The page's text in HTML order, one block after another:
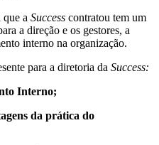
que a Success contratou tem um
a direção e os gestores, a
interno na organização.
para a diretoria da Success:
Interno;
da prática do